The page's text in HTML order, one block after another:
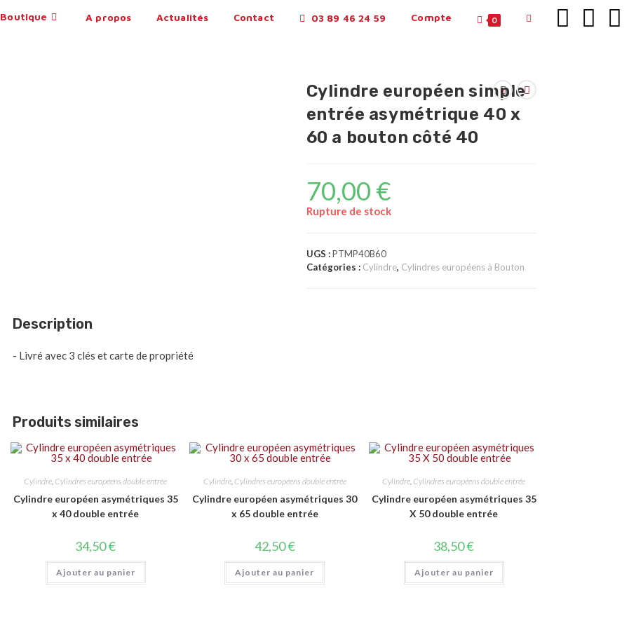
Boutique A propos Actualités Contact 03 89 46 24 59 Compte 0
Cylindre européen simple
entrée asymétrique 40 x
60 a bouton côté 40
70,00 €
Rupture de stock
UGS :PTMP40B60
Catégories : Cylindre, Cylindres européens à Bouton
Description
- Livré avec 3 clés et carte de propriété
Produits similaires
Cylindre, Cylindres européens double entrée
Cylindre européen asymétriques 35
x 40 double entrée
34,50€
Ajouter au panier
Cylindre, Cylindres européens double entrée
Cylindre européen asymétriques 30
x 65 double entrée
42,50€
Ajouter au panier
Cylindre, Cylindres européens double entrée
Cylindre européen asymétriques 35
X 50 double entrée
38,50€
Ajouter au panier